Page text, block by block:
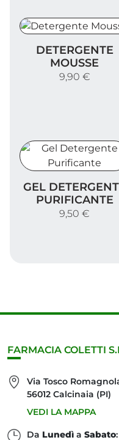
DETERGENTE
MOUSSE
9,90 €
GEL
PURIFICANTE
9,50 €
FARMACIA COLETTI
Via Tosco
56012 Calcinaia (PI)
VEDI LA MAPPA
Da Lunedì a Sabato